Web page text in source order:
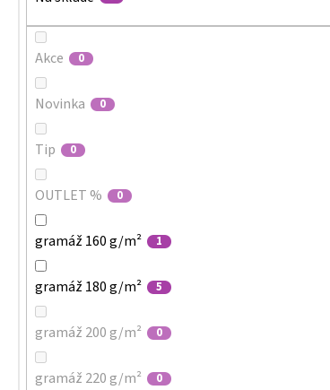
Akce 0
Novinka 0
Tip 0
OUTLET % 0
gramáž 160 g/m² 1
gramáž 180 g/m² 5
gramáž 200 g/m² 0
gramáž 220 g/m² 0